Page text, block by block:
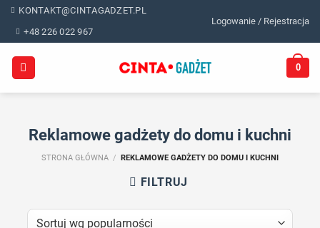
Skip
content
KONTAKT@CINTAGADZET.PL
+48 226 022 967
Logowanie / Rejestracja
0
Reklamowe gadżety do domu i kuchni
STRONA GŁÓWNA / REKLAMOWE GADŻETY DO DOMU I KUCHNI
FILTRUJ